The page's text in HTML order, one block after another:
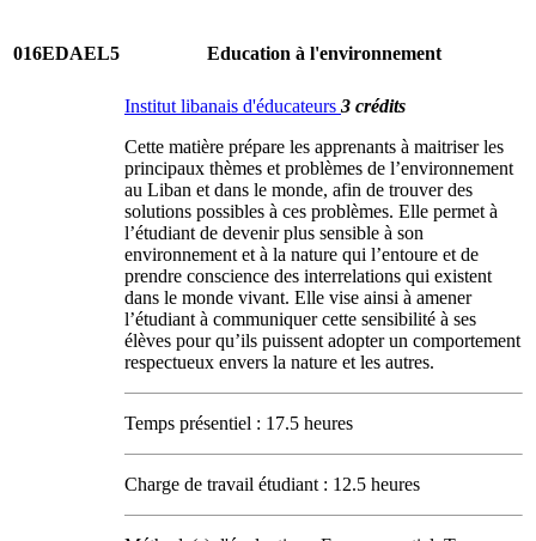
016EDAEL5 Education à l'environnement
Institut libanais d'éducateurs 3 crédits
Cette matière prépare les apprenants à maitriser les
principaux thèmes et problèmes de l’environnement
au Liban et dans le monde, afin de trouver des
solutions possibles à ces problèmes. Elle permet à
l’étudiant de devenir plus sensible à son
environnement et à la nature qui l’entoure et de
prendre conscience des interrelations qui existent
dans le monde vivant. Elle vise ainsi à amener
l’étudiant à communiquer cette sensibilité à ses
élèves pour qu’ils puissent adopter un comportement
respectueux envers la nature et les autres.
Temps présentiel : 17.5 heures
Charge de travail étudiant : 12.5 heures